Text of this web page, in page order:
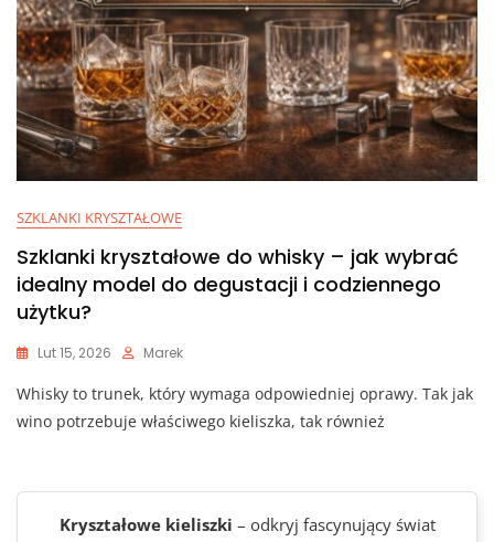
SZKLANKI KRYSZTAŁOWE
Szklanki kryształowe do whisky – jak wybrać
idealny model do degustacji i codziennego
użytku?
Lut 15, 2026 Marek
Whisky to trunek, który wymaga odpowiedniej oprawy. Tak jak
wino potrzebuje właściwego kieliszka, tak również
Kryształowe kieliszki – odkryj fascynujący świat